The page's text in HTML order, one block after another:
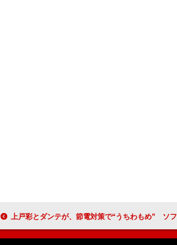
上戸彩とダンテが、節電対策で“うちわもめ” ソフトバンク“白戸家シリーズ”で３世代共演